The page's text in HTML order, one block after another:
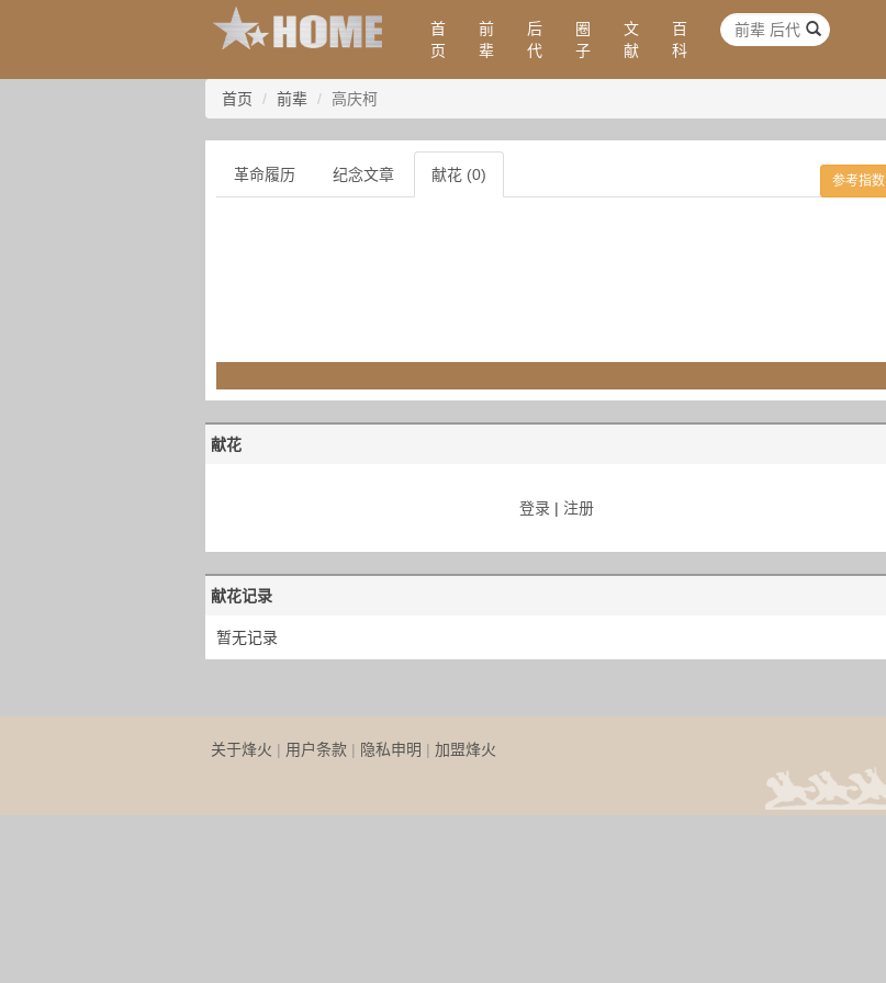
首
页
前
辈
后
代
圈
子
文
献
百
科
首页 前辈 高庆柯
革命履历 纪念文章 献花 (0) 参考指数
献花
登录 | 注册
献花记录
暂无记录
关于烽火 | 用户条款 | 隐私申明 | 加盟烽火